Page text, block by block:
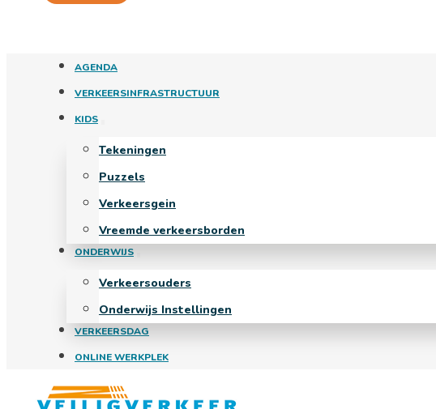
AGENDA
VERKEERSINFRASTRUCTUUR
KIDS
Tekeningen
Puzzels
Verkeersgein
Vreemde verkeersborden
ONDERWIJS
Verkeersouders
Onderwijs Instellingen
VERKEERSDAG
ONLINE WERKPLEK